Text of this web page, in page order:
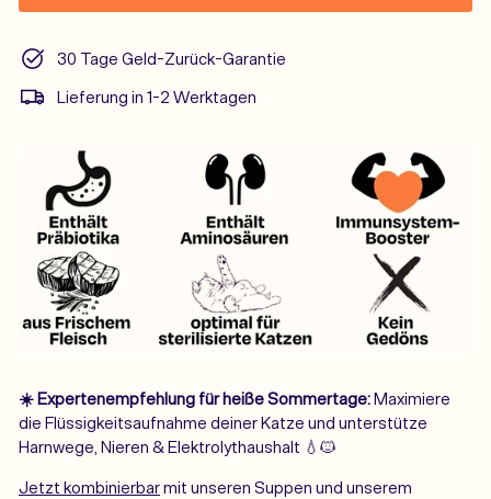
30 Tage Geld-Zurück-Garantie
Lieferung in 1-2 Werktagen
☀️ Expertenempfehlung für heiße Sommertage:Maximiere
die Flüssigkeitsaufnahme deiner Katze und unterstütze
Harnwege, Nieren & Elektrolythaushalt 💧🐱
Jetzt kombinierbarmit unseren Suppen und unserem